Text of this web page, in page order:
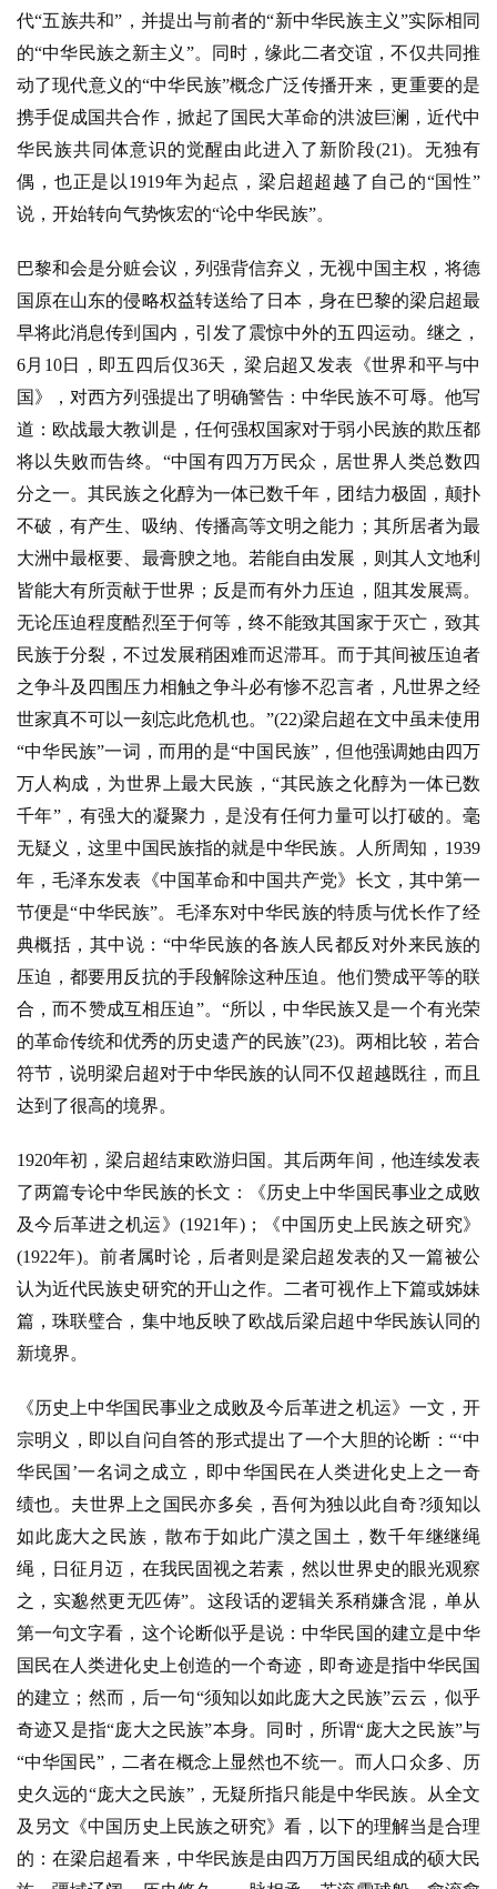
代“五族共和”，并提出与前者的“新中华民族主义”实际相同
的“中华民族之新主义”。同时，缘此二者交谊，不仅共同推
动了现代意义的“中华民族”概念广泛传播开来，更重要的是
携手促成国共合作，掀起了国民大革命的洪波巨澜，近代中
华民族共同体意识的觉醒由此进入了新阶段(21)。无独有
偶，也正是以1919年为起点，梁启超超越了自己的“国性”
说，开始转向气势恢宏的“论中华民族”。
巴黎和会是分赃会议，列强背信弃义，无视中国主权，将德
国原在山东的侵略权益转送给了日本，身在巴黎的梁启超最
早将此消息传到国内，引发了震惊中外的五四运动。继之，
6月10日，即五四后仅36天，梁启超又发表《世界和平与中
国》，对西方列强提出了明确警告：中华民族不可辱。他写
道：欧战最大教训是，任何强权国家对于弱小民族的欺压都
将以失败而告终。“中国有四万万民众，居世界人类总数四
分之一。其民族之化醇为一体已数千年，团结力极固，颠扑
不破，有产生、吸纳、传播高等文明之能力；其所居者为最
大洲中最枢要、最膏腴之地。若能自由发展，则其人文地利
皆能大有所贡献于世界；反是而有外力压迫，阻其发展焉。
无论压迫程度酷烈至于何等，终不能致其国家于灭亡，致其
民族于分裂，不过发展稍困难而迟滞耳。而于其间被压迫者
之争斗及四围压力相触之争斗必有惨不忍言者，凡世界之经
世家真不可以一刻忘此危机也。”(22)梁启超在文中虽未使用
“中华民族”一词，而用的是“中国民族”，但他强调她由四万
万人构成，为世界上最大民族，“其民族之化醇为一体已数
千年”，有强大的凝聚力，是没有任何力量可以打破的。毫
无疑义，这里中国民族指的就是中华民族。人所周知，1939
年，毛泽东发表《中国革命和中国共产党》长文，其中第一
节便是“中华民族”。毛泽东对中华民族的特质与优长作了经
典概括，其中说：“中华民族的各族人民都反对外来民族的
压迫，都要用反抗的手段解除这种压迫。他们赞成平等的联
合，而不赞成互相压迫”。“所以，中华民族又是一个有光荣
的革命传统和优秀的历史遗产的民族”(23)。两相比较，若合
符节，说明梁启超对于中华民族的认同不仅超越既往，而且
达到了很高的境界。
1920年初，梁启超结束欧游归国。其后两年间，他连续发表
了两篇专论中华民族的长文：《历史上中华国民事业之成败
及今后革进之机运》(1921年)；《中国历史上民族之研究》
(1922年)。前者属时论，后者则是梁启超发表的又一篇被公
认为近代民族史研究的开山之作。二者可视作上下篇或姊妹
篇，珠联璧合，集中地反映了欧战后梁启超中华民族认同的
新境界。
《历史上中华国民事业之成败及今后革进之机运》一文，开
宗明义，即以自问自答的形式提出了一个大胆的论断： “‘中
华民国’一名词之成立，即中华国民在人类进化史上之一奇
绩也。夫世界上之国民亦多矣，吾何为独以此自奇?须知以
如此庞大之民族，散布于如此广漠之国土，数千年继继绳
绳，日征月迈，在我民固视之若素，然以世界史的眼光观察
之，实邈然更无匹俦”。这段话的逻辑关系稍嫌含混，单从
第一句文字看，这个论断似乎是说：中华民国的建立是中华
国民在人类进化史上创造的一个奇迹，即奇迹是指中华民国
的建立；然而，后一句“须知以如此庞大之民族”云云，似乎
奇迹又是指“庞大之民族”本身。同时，所谓“庞大之民族”与
“中华国民”，二者在概念上显然也不统一。而人口众多、历
史久远的“庞大之民族”，无疑所指只能是中华民族。从全文
及另文《中国历史上民族之研究》看，以下的理解当是合理
的：在梁启超看来，中华民族是由四万万国民组成的硕大民